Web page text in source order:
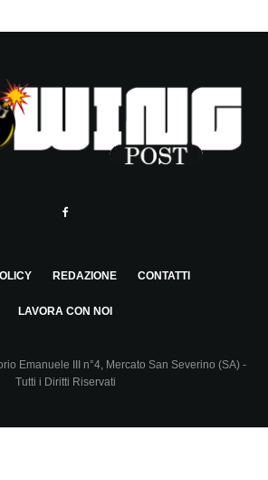
REDAZIONE CONTATTI
LAVORA CON NOI
Emanuele III n°4, Mercato San Severino (SA) -
Tutti i Diritti Riservati